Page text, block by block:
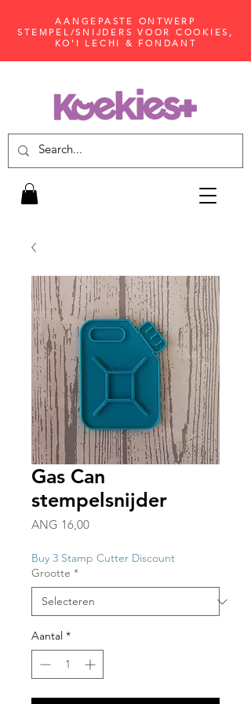
AANGEPASTE ONTWERP
STEMPEL/SNIJDERS VOOR COOKIES,
KO'I LECHI & FONDANT
Gas Can
stempelsnijder
ANG 16,00Prijs
Buy 3 Stamp Cutter Discount
Grootte *
Aantal *